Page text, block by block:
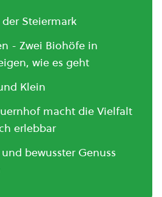
Steiermark
- Zwei Biohöfe in
wie es geht
Klein
macht die Vielfalt
erlebbar
bewusster Genuss